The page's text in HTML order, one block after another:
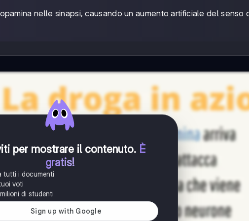
nelle sinapsi, causando un aumento artificiale del senso
per mostrare il contenuto. È
gratis!
tutti i documenti
voti
di studenti